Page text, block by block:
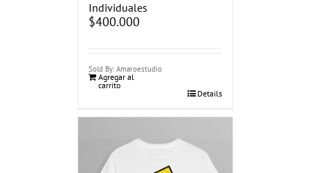
Individuales
$400.000
Sold By: Amaroestudio
Agregar al
carrito
Details